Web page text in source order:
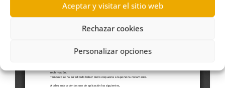
Aceptar y visitar el sitio web
Rechazar cookies
Personalizar opciones